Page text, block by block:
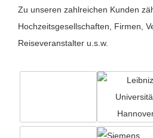
Zu unseren zahlreichen Kunden
Hochzeitsgesellschaften, Firmen,
Reiseveranstalter u.s.w.